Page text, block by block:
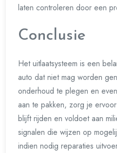
laten controleren door een
Conclusie
Het uitlaatsysteem is een
auto dat niet mag worden
onderhoud te plegen en
aan te pakken, zorg je
blijft rijden en voldoet aan
signalen die wijzen op
indien nodig reparaties